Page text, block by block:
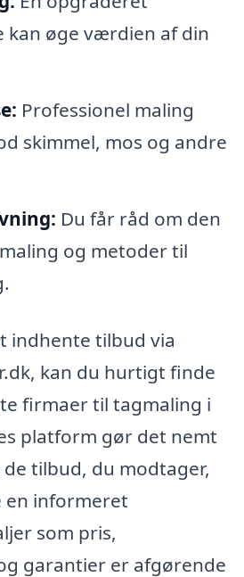
kan øge værdien af din
Professionel maling
skimmel, mos og andre
Du får råd om den
og metoder til
indhente tilbud via
kan du hurtigt finde
firmaer til tagmaling i
platform gør det nemt
tilbud, du modtager,
informeret
som pris,
garantier er afgørende